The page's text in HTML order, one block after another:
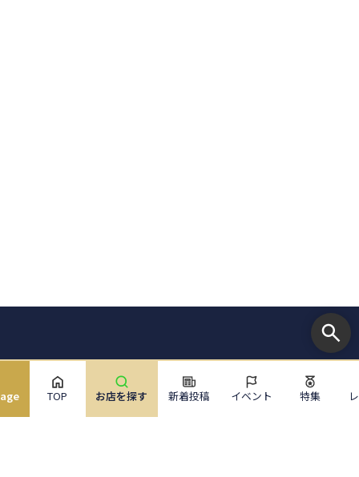
TOP お店を探す 新着投稿 イベント 特集